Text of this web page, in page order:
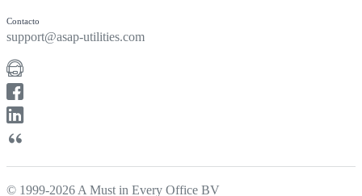
Contacto
support@asap-utilities.com
© 1999-2026 A Must in Every Office BV